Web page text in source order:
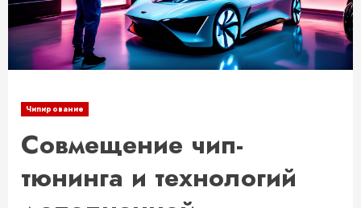
Чипирование
Совмещение чип-
тюнинга и технологий